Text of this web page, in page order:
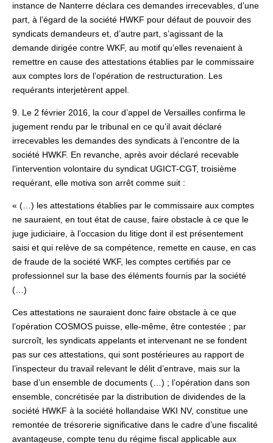
instance de Nanterre déclara ces demandes irrecevables, d’une
part, à l’égard de la société HWKF pour défaut de pouvoir des
syndicats demandeurs et, d’autre part, s’agissant de la
demande dirigée contre WKF, au motif qu’elles revenaient à
remettre en cause des attestations établies par le commissaire
aux comptes lors de l’opération de restructuration. Les
requérants interjetèrent appel.
9. Le 2 février 2016, la cour d’appel de Versailles confirma le
jugement rendu par le tribunal en ce qu’il avait déclaré
irrecevables les demandes des syndicats à l’encontre de la
société HWKF. En revanche, après avoir déclaré recevable
l’intervention volontaire du syndicat UGICT-CGT, troisième
requérant, elle motiva son arrêt comme suit :
« (…) les attestations établies par le commissaire aux comptes
ne sauraient, en tout état de cause, faire obstacle à ce que le
juge judiciaire, à l’occasion du litige dont il est présentement
saisi et qui relève de sa compétence, remette en cause, en cas
de fraude de la société WKF, les comptes certifiés par ce
professionnel sur la base des éléments fournis par la société
(…)
Ces attestations ne sauraient donc faire obstacle à ce que
l’opération COSMOS puisse, elle-même, être contestée ; par
surcroît, les syndicats appelants et intervenant ne se fondent
pas sur ces attestations, qui sont postérieures au rapport de
l’inspecteur du travail relevant le délit d’entrave, mais sur la
base d’un ensemble de documents (…) ; l’opération dans son
ensemble, concrétisée par la distribution de dividendes de la
société HWKF à la société hollandaise WKI NV, constitue une
remontée de trésorerie significative dans le cadre d’une fiscalité
avantageuse, compte tenu du régime fiscal applicable aux